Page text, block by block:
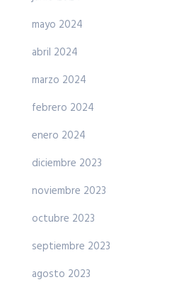
mayo 2024
abril 2024
marzo 2024
febrero 2024
enero 2024
diciembre 2023
noviembre 2023
octubre 2023
septiembre 2023
agosto 2023